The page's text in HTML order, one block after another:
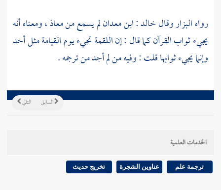
رواهالبزاروقال خالد :ابن معدانلم يسمع منمعاذ، ومعناه أنه
يجيء ثواب القرآن كما قال : إن اللقمة تجيء يوم القيامة مثلأحد
وإنما يجيء ثوابها قلت : وفيه من لم أجد من ترجمه .
التالي السابق
الخدمات العلمية
ترجمة علم عناوين الشجرة تخريج حديث